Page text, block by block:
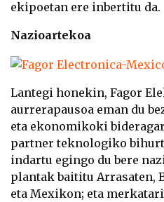
ekipoetan ere inbertitu da.
Nazioartekoa
Lantegi honekin, Fagor
aurrerapausoa eman du
eta ekonomikoki
partner teknologiko
indartu egingo du bere
plantak baititu Arrasaten,
eta Mexikon; eta